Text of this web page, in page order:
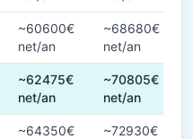
~60600€
net/an
~68680€
net/an
~62475€
net/an
~70805€
net/an
~64350€
~72930€